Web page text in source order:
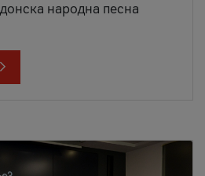
народна песна